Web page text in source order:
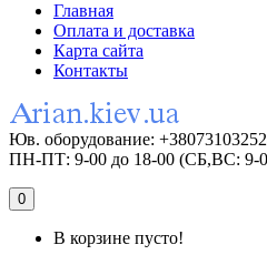
Главная
Оплата и доставка
Карта сайта
Контакты
Юв. оборудование:
ПН-ПТ: 9-00 до 18-00 (СБ,ВС: 9-
0
В корзине пусто!